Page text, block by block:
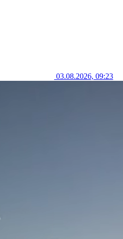
03.08.2026, 09:23